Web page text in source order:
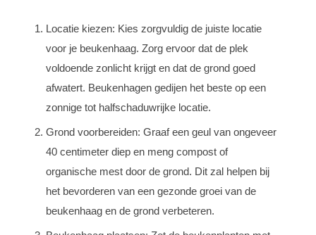
Locatie kiezen: Kies zorgvuldig de juiste locatie
voor je beukenhaag. Zorg ervoor dat de plek
voldoende zonlicht krijgt en dat de grond goed
afwatert. Beukenhagen gedijen het beste op een
zonnige tot halfschaduwrijke locatie.
Grond voorbereiden: Graaf een geul van ongeveer
40 centimeter diep en meng compost of
organische mest door de grond. Dit zal helpen bij
het bevorderen van een gezonde groei van de
beukenhaag en de grond verbeteren.